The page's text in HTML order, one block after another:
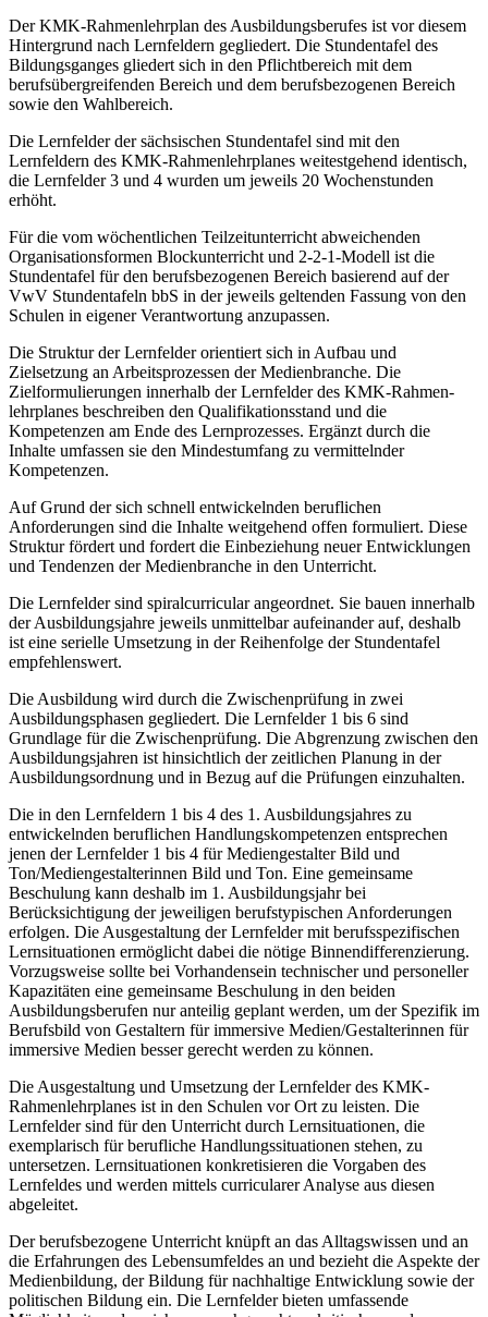
Der KMK-Rahmenlehrplan des Ausbildungsberufes ist vor diesem
Hintergrund nach Lernfeldern gegliedert. Die Stundentafel des
Bildungsganges gliedert sich in den Pflichtbereich mit dem
berufsübergreifenden Bereich und dem berufsbezogenen Bereich
sowie den Wahlbereich.
Die Lernfelder der sächsischen Stundentafel sind mit den
Lernfeldern des KMK-Rah­men­lehrplanes weitestgehend identisch,
die Lernfelder 3 und 4 wurden um jeweils 20 Wochenstunden
erhöht.
Für die vom wöchentlichen Teilzeitunterricht abweichenden
Organisationsformen Blockunterricht und 2-2-1-Modell ist die
Stundentafel für den berufsbezogenen Bereich basierend auf der
VwV Stundentafeln bbS in der jeweils geltenden Fassung von den
Schulen in eigener Verantwortung anzupassen.
Die Struktur der Lernfelder orientiert sich in Aufbau und
Zielsetzung an Arbeitsprozessen der Medienbranche. Die
Zielformulierungen innerhalb der Lernfelder des KMK-Rah­men­
lehrplanes beschreiben den Qualifikationsstand und die
Kompetenzen am Ende des Lern­prozesses. Ergänzt durch die
Inhalte umfassen sie den Mindestumfang zu vermittelnder
Kompetenzen.
Auf Grund der sich schnell entwickelnden beruflichen
Anforderungen sind die Inhalte weitgehend offen formuliert. Diese
Struktur fördert und fordert die Einbeziehung neuer Entwicklungen
und Tendenzen der Medienbranche in den Unterricht.
Die Lernfelder sind spiralcurricular angeordnet. Sie bauen innerhalb
der Ausbildungsjahre jeweils unmittelbar aufeinander auf, deshalb
ist eine serielle Umsetzung in der Reihenfolge der Stundentafel
empfehlenswert.
Die Ausbildung wird durch die Zwischenprüfung in zwei
Ausbildungsphasen gegliedert. Die Lernfelder 1 bis 6 sind
Grundlage für die Zwischenprüfung. Die Abgrenzung zwischen den
Ausbildungsjahren ist hinsichtlich der zeitlichen Planung in der
Ausbildungsordnung und in Bezug auf die Prüfungen einzuhalten.
Die in den Lernfeldern 1 bis 4 des 1. Ausbildungsjahres zu
entwickelnden beruflichen Handlungskompetenzen entsprechen
jenen der Lernfelder 1 bis 4 für Mediengestalter Bild und
Ton/Mediengestalterinnen Bild und Ton. Eine gemeinsame
Beschulung kann deshalb im 1. Ausbildungsjahr bei
Berücksichtigung der jeweiligen berufstypischen Anforderungen
erfolgen. Die Ausgestaltung der Lernfelder mit berufsspezifischen
Lernsituationen ermöglicht dabei die nötige Binnendifferenzierung.
Vorzugsweise sollte bei Vorhandensein technischer und personeller
Kapazitäten eine gemeinsame Beschulung in den beiden
Ausbildungsberufen nur anteilig geplant werden, um der Spezifik im
Berufsbild von Gestaltern für immersive Medien/Gestalterinnen für
immersive Medien besser gerecht werden zu können.
Die Ausgestaltung und Umsetzung der Lernfelder des KMK-
Rahmenlehrplanes ist in den Schulen vor Ort zu leisten. Die
Lernfelder sind für den Unterricht durch Lernsitua­tionen, die
exemplarisch für berufliche Handlungssituationen stehen, zu
untersetzen. Lernsituationen konkretisieren die Vorgaben des
Lernfeldes und werden mittels curricularer Analyse aus diesen
abgeleitet.
Der berufsbezogene Unterricht knüpft an das Alltagswissen und an
die Erfahrungen des Lebensumfeldes an und bezieht die Aspekte der
Medienbildung, der Bildung für nachhaltige Entwicklung sowie der
politischen Bildung ein. Die Lernfelder bieten umfassende